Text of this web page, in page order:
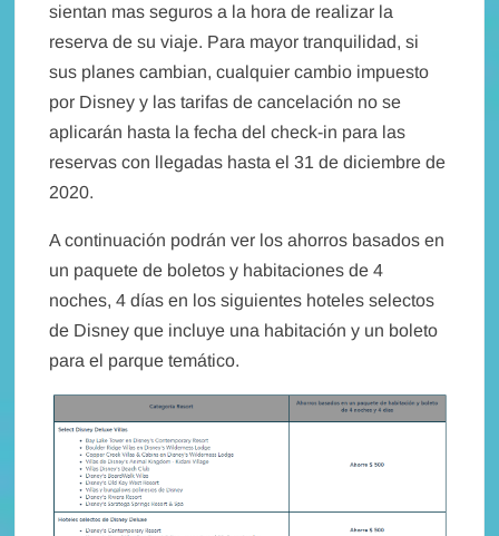
sientan mas seguros a la hora de realizar la
reserva de su viaje. Para mayor tranquilidad, si
sus planes cambian, cualquier cambio impuesto
por Disney y las tarifas de cancelación no se
aplicarán hasta la fecha del check-in para las
reservas con llegadas hasta el 31 de diciembre de
2020.
A continuación podrán ver los ahorros basados ​​en
un paquete de boletos y habitaciones de 4
noches, 4 días en los siguientes hoteles selectos
de Disney que incluye una habitación y un boleto
para el parque temático.